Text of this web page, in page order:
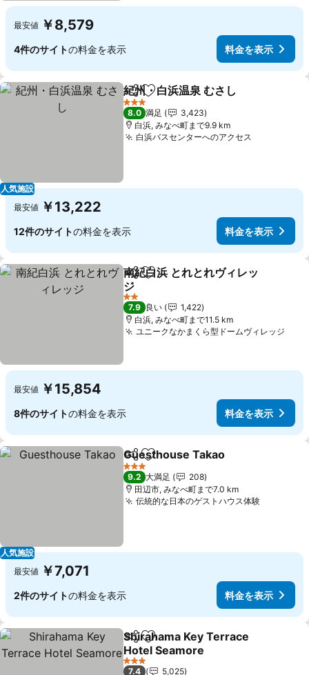
最安値 ￥8,579
4件のサイトの料金を表示 料金を表示
人気施設
シェアお気に入りに追加
紀州・白浜温泉 むさし
3 ホテルのランク
8.0 満足
3,423
白浜, みなべ町まで9.9 km
白浜バスセンターへのアクセス
最安値 ￥13,222
12件のサイトの料金を表示 料金を表示
シェアお気に入りに追加
南紀白浜 とれとれヴィレッ
ジ
2 ホテルのランク
7.9 良い
1,422
白浜, みなべ町まで11.5 km
ユニークなかまくら型ドームヴィレッジ
最安値 ￥15,854
8件のサイトの料金を表示 料金を表示
人気施設
シェアお気に入りに追加
Guesthouse Takao
3 ホテルのランク
9.2 大満足
208
田辺市, みなべ町まで7.0 km
伝統的な日本のゲストハウス体験
最安値 ￥7,071
2件のサイトの料金を表示 料金を表示
シェアお気に入りに追加
Shirahama Key Terrace
Hotel Seamore
3 ホテルのランク
7.4 5,025